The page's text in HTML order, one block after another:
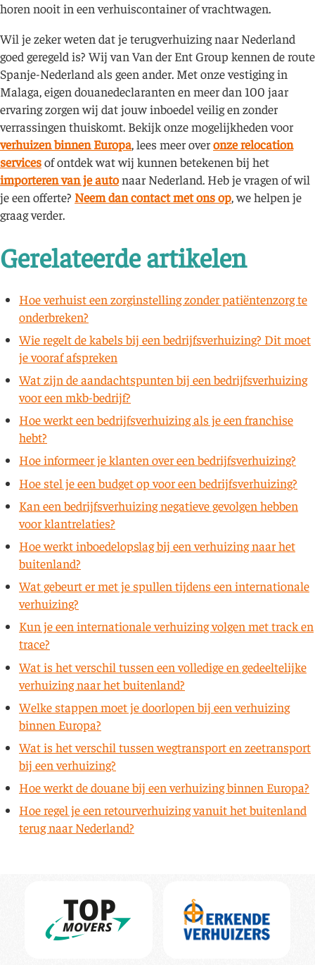
horen nooit in een verhuiscontainer of vrachtwagen.
Wil je zeker weten dat je terugverhuizing naar Nederland
goed geregeld is? Wij van Van der Ent Group kennen de route
Spanje-Nederland als geen ander. Met onze vestiging in
Malaga, eigen douanedeclaranten en meer dan 100 jaar
ervaring zorgen wij dat jouw inboedel veilig en zonder
verrassingen thuiskomt. Bekijk onze mogelijkheden voor
verhuizen binnen Europa , lees meer overonze relocation
servicesof ontdek wat wij kunnen betekenen bij het
importeren van je autonaar Nederland. Heb je vragen of wil
je een offerte? Neem dan contact met ons op , we helpen je
graag verder.
Gerelateerde artikelen
Hoe verhuist een zorginstelling zonder patiëntenzorg te
onderbreken?
Wie regelt de kabels bij een bedrijfsverhuizing? Dit moet
je vooraf afspreken
Wat zijn de aandachtspunten bij een bedrijfsverhuizing
voor een mkb-bedrijf?
Hoe werkt een bedrijfsverhuizing als je een franchise
hebt?
Hoe informeer je klanten over een bedrijfsverhuizing?
Hoe stel je een budget op voor een bedrijfsverhuizing?
Kan een bedrijfsverhuizing negatieve gevolgen hebben
voor klantrelaties?
Hoe werkt inboedelopslag bij een verhuizing naar het
buitenland?
Wat gebeurt er met je spullen tijdens een internationale
verhuizing?
Kun je een internationale verhuizing volgen met track en
trace?
Wat is het verschil tussen een volledige en gedeeltelijke
verhuizing naar het buitenland?
Welke stappen moet je doorlopen bij een verhuizing
binnen Europa?
Wat is het verschil tussen wegtransport en zeetransport
bij een verhuizing?
Hoe werkt de douane bij een verhuizing binnen Europa?
Hoe regel je een retourverhuizing vanuit het buitenland
terug naar Nederland?